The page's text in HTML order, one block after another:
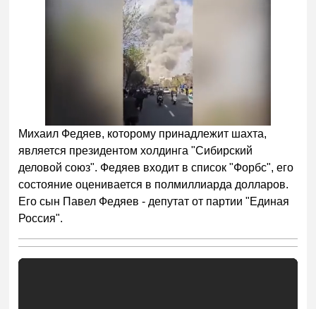
Михаил Федяев, которому принадлежит шахта,
является президентом холдинга "Сибирский
деловой союз". Федяев входит в список "Форбс", его
состояние оценивается в полмиллиарда долларов.
Его сын Павел Федяев - депутат от партии "Единая
Россия".